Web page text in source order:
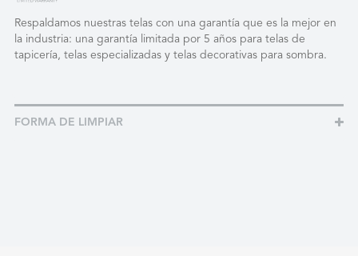
Respaldamos nuestras telas con una garantía que es la mejor en
la industria: una garantía limitada por 5 años para telas de
tapicería, telas especializadas y telas decorativas para sombra.
FORMA DE LIMPIAR